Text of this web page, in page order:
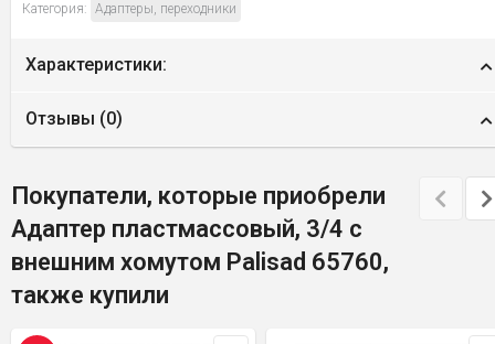
Категория: Адаптеры, переходники
Характеристики:
Отзывы (0)
Покупатели, которые приобрели
Адаптер пластмассовый, 3/4 с
внешним хомутом Palisad 65760,
также купили